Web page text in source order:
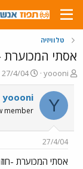
טלוויזיה
אסתי המכוערת
פ
ו
ת
ח
ה
ש
א
yoooni
פ
ו
ר
ם
ר
27/4/04
Y
yoooni
member
27/4/04
אסתי המכוערת -